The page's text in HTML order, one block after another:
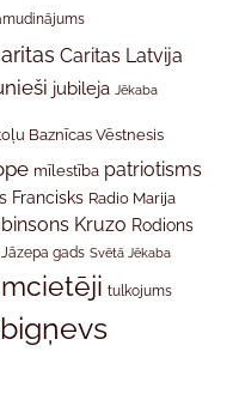
Caritas Latvija
jubileja Jēkaba
Baznīcas Vēstnesis
mīlestība patriotisms
Francisks Radio Marija
Kruzo Rodions
gads Svētā Jēkaba
tulkojums